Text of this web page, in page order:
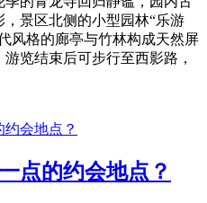
景区北侧的小型园林“乐游
风格的廊亭与竹林构成天然屏
览结束后可步行至西影路，
点的约会地点？